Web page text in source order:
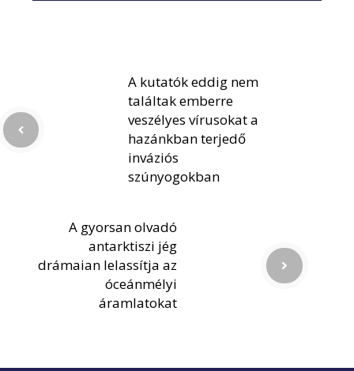
A kutatók eddig nem
találtak emberre
veszélyes vírusokat a
hazánkban terjedő
inváziós
szúnyogokban
A gyorsan olvadó
antarktiszi jég
drámaian lelassítja az
óceánmélyi
áramlatokat